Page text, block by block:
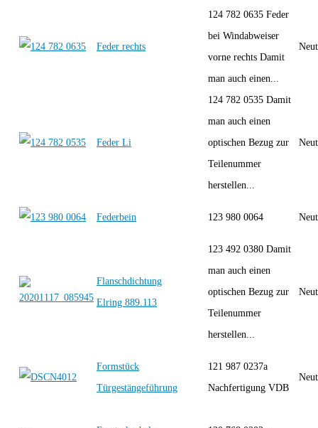
Feder rechts
124 782 0635 Feder
bei Windabweiser
vorne rechts Damit
man auch einen...
Feder Li
124 782 0535 Damit
man auch einen
optischen Bezug zur
Teilenummer
herstellen...
Federbein 123 980 0064
Flanschdichtung
Elring 889.113
123 492 0380 Damit
man auch einen
optischen Bezug zur
Teilenummer
herstellen...
Formstück
Türgestängeführung
121 987 0237a
Nachfertigung VDB